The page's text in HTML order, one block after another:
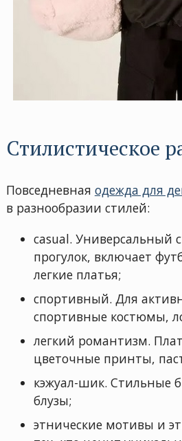
Стилистическое
Повседневная одежда для
в разнообразии стилей:
casual. Универсальный
прогулок, включает
легкие платья;
спортивный. Для
спортивные костюмы,
легкий романтизм.
цветочные принты,
кэжуал-шик. Стильные
блузы;
этнические мотивы и